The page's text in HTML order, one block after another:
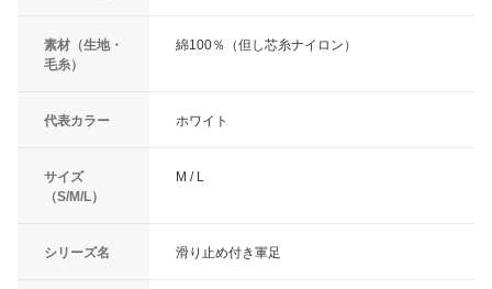
素材（生地・
毛糸）
綿100％（但し芯糸ナイロン）
代表カラー ホワイト
サイズ
（S/M/L）
M / L
シリーズ名 滑り止め付き軍足